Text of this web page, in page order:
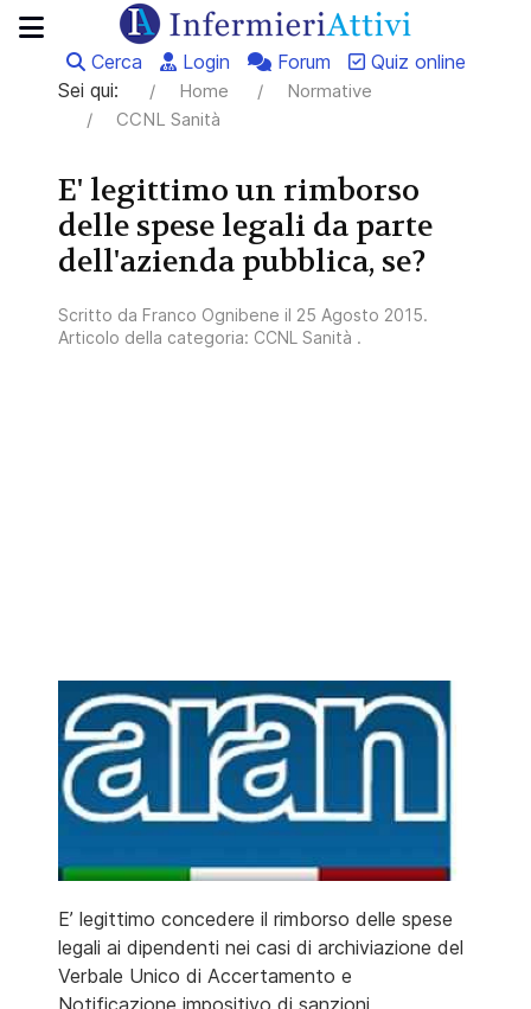
Cerca Login Forum
Quiz online
Sei qui:
Home
Normative
CCNL Sanità
E' legittimo un rimborso
delle spese legali da parte
dell'azienda pubblica, se?
Scritto da Franco Ognibene il 25 Agosto 2015.
Articolo della categoria: CCNL Sanità .
E’ legittimo concedere il rimborso delle spese
legali ai dipendenti nei casi di archiviazione del
Verbale Unico di Accertamento e